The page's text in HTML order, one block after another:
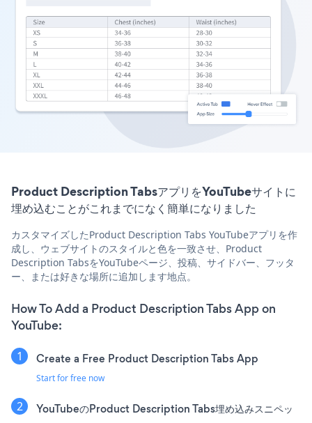
Product Description TabsアプリをYouTubeサイトに
埋め込むことがこれまでになく簡単になりました
カスタマイズしたProduct Description Tabs YouTubeアプリを作
成し、ウェブサイトのスタイルと色を一致させ、Product
Description TabsをYouTubeページ、投稿、サイドバー、フッタ
ー、または好きな場所に追加します地点。
How To Add a Product Description Tabs App on
YouTube:
Create a Free Product Description Tabs App
Start for free now
YouTubeのProduct Description Tabs埋め込みスニペッ